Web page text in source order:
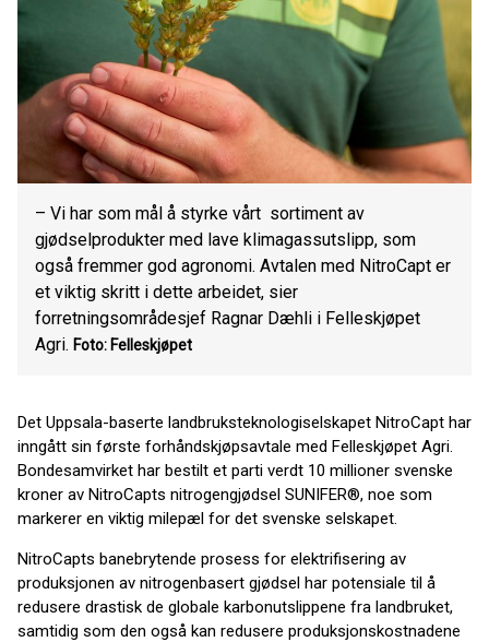
– Vi har som mål å styrke vårt sortiment av
gjødselprodukter med lave klimagassutslipp, som
også fremmer god agronomi. Avtalen med NitroCapt er
et viktig skritt i dette arbeidet, sier
forretningsområdesjef Ragnar Dæhli i Felleskjøpet
Agri. Foto: Felleskjøpet
Det Uppsala-baserte landbruksteknologiselskapet NitroCapt har
inngått sin første forhåndskjøpsavtale med Felleskjøpet Agri.
Bondesamvirket har bestilt et parti verdt 10 millioner svenske
kroner av NitroCapts nitrogengjødsel SUNIFER®, noe som
markerer en viktig milepæl for det svenske selskapet.
NitroCapts banebrytende prosess for elektrifisering av
produksjonen av nitrogenbasert gjødsel har potensiale til å
redusere drastisk de globale karbonutslippene fra landbruket,
samtidig som den også kan redusere produksjonskostnadene